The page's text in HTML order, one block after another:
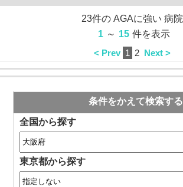
23件の AGAに強い 病院
1 ～ 15 件を表示
< Prev 1 2 Next >
条件をかえて検索する
全国から探す
東京都から探す